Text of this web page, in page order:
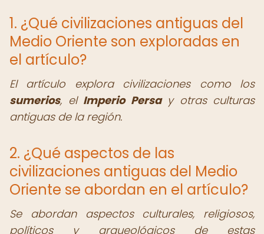
1. ¿Qué civilizaciones antiguas del
Medio Oriente son exploradas en
el artículo?
El artículo explora civilizaciones como los
sumerios, el Imperio Persay otras culturas
antiguas de la región.
2. ¿Qué aspectos de las
civilizaciones antiguas del Medio
Oriente se abordan en el artículo?
Se abordan aspectos culturales, religiosos,
políticos y arqueológicos de estas